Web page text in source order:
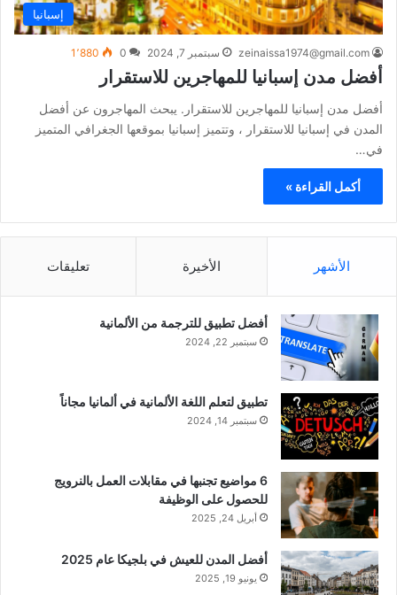
إسبانيا
zeinaissa1974@gmail.com سبتمبر 7, 2024 0 1٬880
أفضل مدن إسبانيا للمهاجرين للاستقرار
أفضل مدن إسبانيا للمهاجرين للاستقرار. يبحث المهاجرون عن أفضل
المدن في إسبانيا للاستقرار ، وتتميز إسبانيا بموقعها الجغرافي المتميز
في…
أكمل القراءة »
الأشهر الأخيرة تعليقات
أفضل تطبيق للترجمة من الألمانية
سبتمبر 22, 2024
تطبيق لتعلم اللغة الألمانية في ألمانيا مجاناً
سبتمبر 14, 2024
6 مواضيع تجنبها في مقابلات العمل بالنرويج
للحصول على الوظيفة
أبريل 24, 2025
أفضل المدن للعيش في بلجيكا عام 2025
يونيو 19, 2025